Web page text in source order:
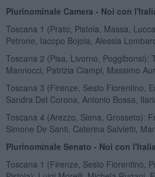
Plurinominale Camera - Noi con
Toscana 1 (Prato, Pistoia, Massa,
Petrone, Iacopo Bojola, Alessia
Toscana 2 (Pisa, Livorno, Poggibonsi):
Mannocci, Patrizia Ciampi, Massimo
Toscana 3 (Firenze, Sesto Fiorentino,
Sandra Del Corona, Antonio Bossa,
Toscana 4 (Arezzo, Siena, Grosseto):
Simone De Santi, Caterina Salvietti,
Plurinominale Senato - Noi con
Toscana 1 (Firenze, Sesto Fiorentino,